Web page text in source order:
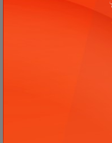
Bước 1: Cho vỏ
khi sôi tầm 15
Bước 2: Làm
gội đầu với
Khi gội mẹ nhớ
dưỡng chất
Bước 3: Gội